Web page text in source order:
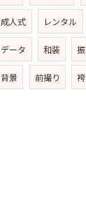
成人式 レンタル
データ 和装
背景 前撮り 袴